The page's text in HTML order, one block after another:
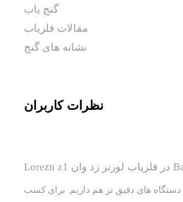
گنج یاب
مقالات فلزیاب
نشانه های گنج
نظرات کاربران
در فلزیاب لورنز زد وان Lorezn z1
دستگاه های دقیق تر هم داریم. برای کسب